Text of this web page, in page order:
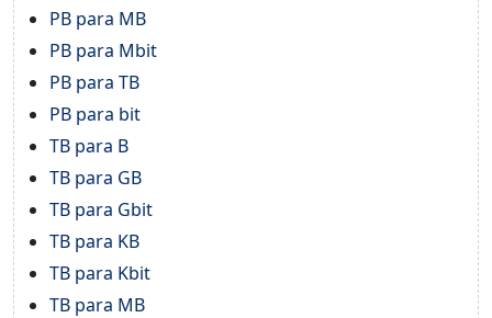
PB para MB
PB para Mbit
PB para TB
PB para bit
TB para B
TB para GB
TB para Gbit
TB para KB
TB para Kbit
TB para MB